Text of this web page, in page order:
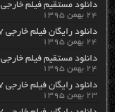
دانلود مستقیم فیلم خارجی Get the Girl 2017 از سرور سایت
۲۴ بهمن ۱۳۹۵
دانلود رایگان فیلم خارجی iBoy 2017 با لینک مستقیم
۲۴ بهمن ۱۳۹۵
دانلود مستقیم فیلم خارجی Justice League Dark 2017 از سرور سایت
۲۴ بهمن ۱۳۹۵
دانلود رایگان فیلم خارجی Split 2017 با لینک مستقیم
۲۳ بهمن ۱۳۹۵